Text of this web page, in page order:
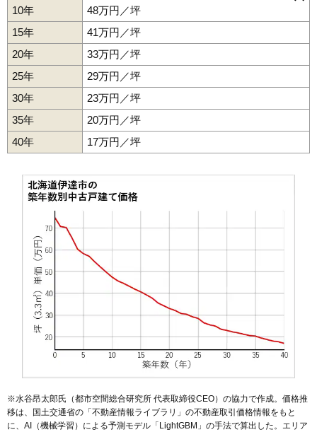
10年
48万円／坪
15年
41万円／坪
20年
33万円／坪
25年
29万円／坪
30年
23万円／坪
35年
20万円／坪
40年
17万円／坪
※水谷昂太郎氏（都市空間総合研究所 代表取締役CEO）の協力で作成。価格推
移は、国土交通省の「 不動産情報ライブラリ 」の不動産取引価格情報をもと
に、AI（機械学習）による予測モデル「LightGBM」の手法で算出した。エリア
旭町 梅本町大滝区北湯沢温泉町
末永町
館山下町 館山町
松ケ枝町
南稀府町元町山下町
長和駅 伊達紋別駅北舟岡駅